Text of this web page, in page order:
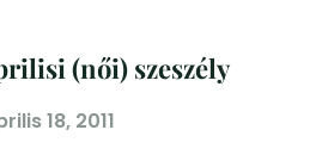
(női) szeszély
18, 2011